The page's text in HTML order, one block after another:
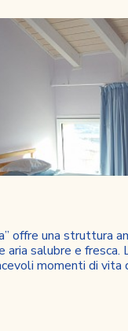
offre una struttura
aria salubre e
momenti di vita